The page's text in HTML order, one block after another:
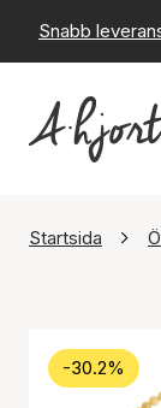
Snabb
Startsida
-30.2%